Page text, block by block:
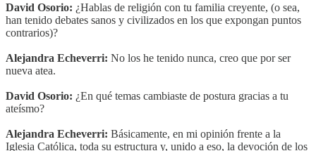
David Osorio: ¿Hablas de religión con tu familia creyente, (o sea,
han tenido debates sanos y civilizados en los que expongan puntos
contrarios)?
Alejandra Echeverri: No los he tenido nunca, creo que por ser
nueva atea.
David Osorio: ¿En qué temas cambiaste de postura gracias a tu
ateísmo?
Alejandra Echeverri: Básicamente, en mi opinión frente a la
Iglesia Católica, toda su estructura y, unido a eso, la devoción de los